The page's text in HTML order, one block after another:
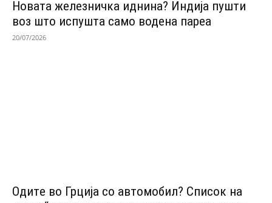
Новата железничка иднина? Индија пушти
воз што испушта само водена пареа
20/07/2026
Одитe во Грција со автомобил? Список на